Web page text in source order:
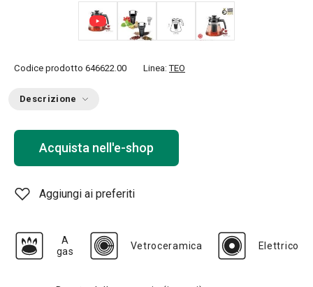
Codice prodotto 646622.00 Linea:TEO
Descrizione
Acquista nell'e-shop
Aggiungi ai preferiti
A
gas
Vetroceramica Elettrico